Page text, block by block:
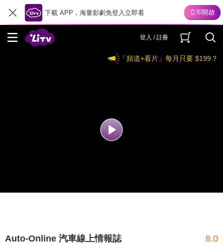
下載 APP，海量影劇免登入立即看
登入 / 註冊
「頻道+看片」每月只要 $199？
Auto-Online 汽車線上情報誌 8.0